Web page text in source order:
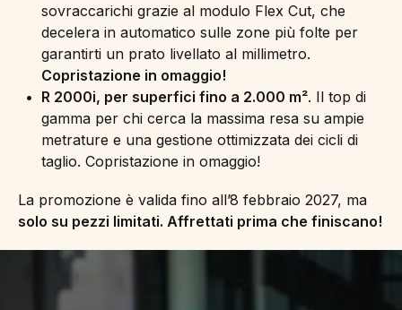
sovraccarichi grazie al modulo Flex Cut, che
decelera in automatico sulle zone più folte per
garantirti un prato livellato al millimetro.
Copristazione in omaggio!
R 2000i, per superfici fino a 2.000 m². Il top di
gamma per chi cerca la massima resa su ampie
metrature e una gestione ottimizzata dei cicli di
taglio. Copristazione in omaggio!
La promozione è valida fino all’8 febbraio 2027, ma
solo su pezzi limitati. Affrettati prima che finiscano!